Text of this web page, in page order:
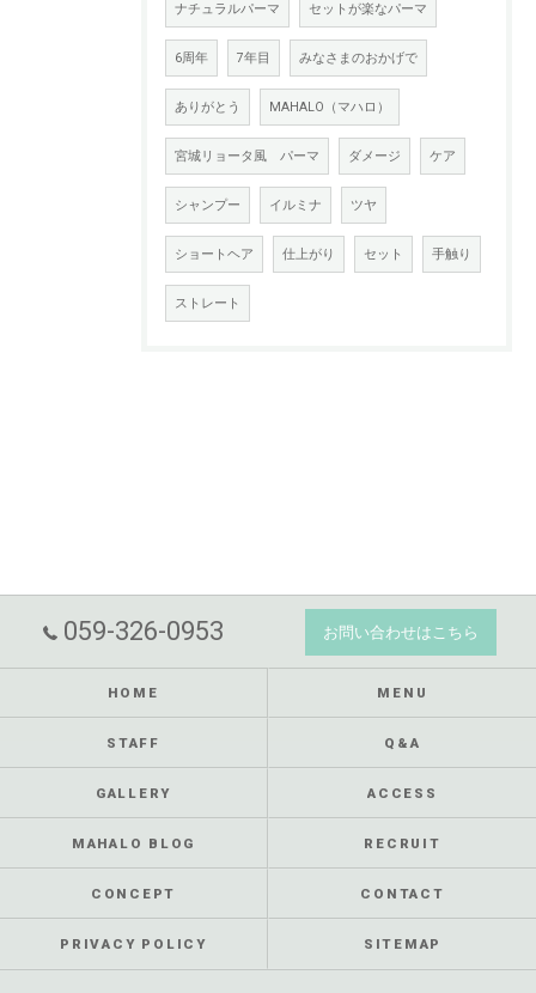
ナチュラルパーマ セットが楽なパーマ
6周年 7年目 みなさまのおかげで
ありがとう MAHALO（マハロ）
宮城リョータ風 パーマ ダメージ ケア
シャンプー イルミナ ツヤ
ショートヘア 仕上がり セット 手触り
ストレート
059-326-0953 お問い合わせはこちら
HOME MENU
STAFF Q&A
GALLERY ACCESS
MAHALO BLOG RECRUIT
CONCEPT CONTACT
PRIVACY POLICY SITEMAP